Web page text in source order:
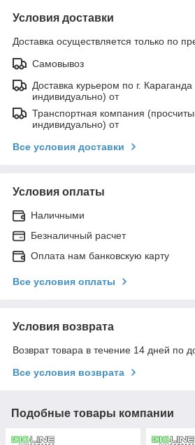
Условия доставки
Доставка осуществляется только по
Самовывоз
Доставка курьером по г.
индивидуально) от
Транспортная компания
индивидуально) от
Все условия доставки
Условия оплаты
Наличными
Безналичный расчет
Оплата нам банковскую карту
Все условия оплаты
Условия возврата
Возврат товара в течение 14 дней по
Все условия возврата
Подобные товары компании